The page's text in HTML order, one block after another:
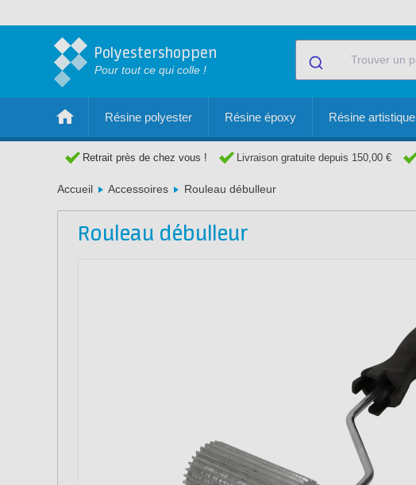
Polyestershoppen
Pour tout ce qui colle !
Résine polyester Résine époxy Résine artistique
Retrait près de chez vous ! Livraison gratuite depuis 150,00 €
Accueil Accessoires Rouleau débulleur
Rouleau débulleur